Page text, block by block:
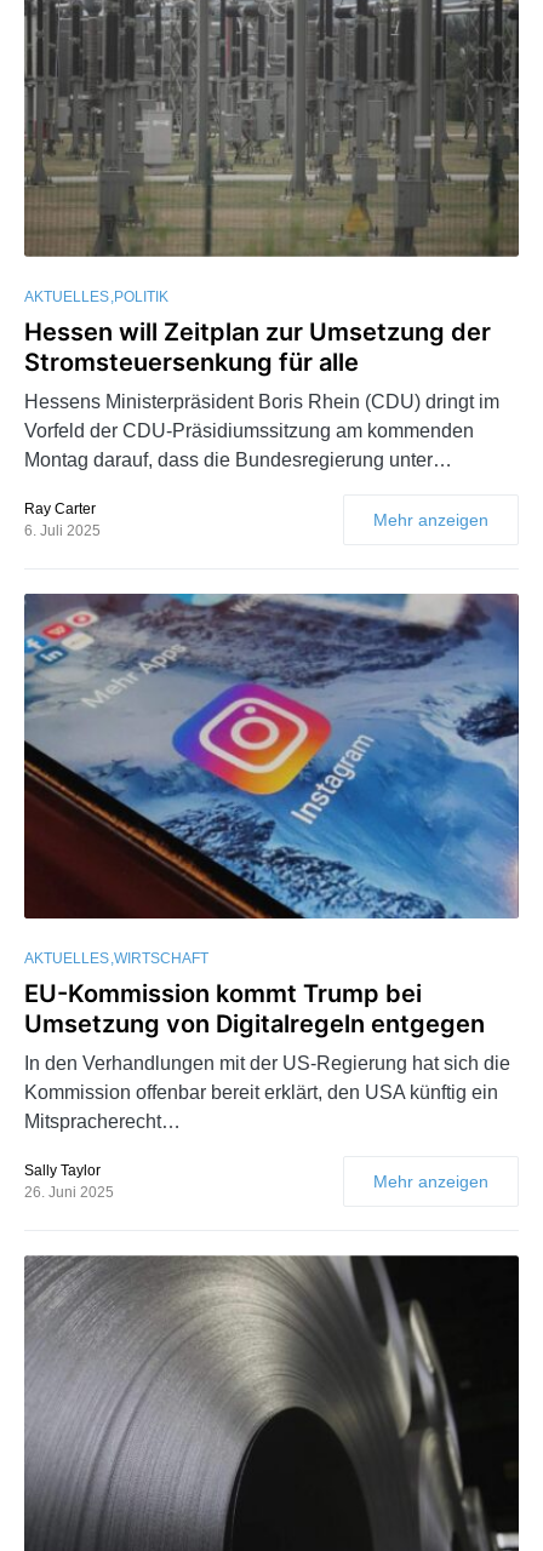
AKTUELLES POLITIK
Hessen will Zeitplan zur Umsetzung der
Stromsteuersenkung für alle
Hessens Ministerpräsident Boris Rhein (CDU) dringt im
Vorfeld der CDU-Präsidiumssitzung am kommenden
Montag darauf, dass die Bundesregierung unter…
Ray Carter
6. Juli 2025
Mehr anzeigen
AKTUELLES WIRTSCHAFT
EU-Kommission kommt Trump bei
Umsetzung von Digitalregeln entgegen
In den Verhandlungen mit der US-Regierung hat sich die
Kommission offenbar bereit erklärt, den USA künftig ein
Mitspracherecht…
Sally Taylor
26. Juni 2025
Mehr anzeigen